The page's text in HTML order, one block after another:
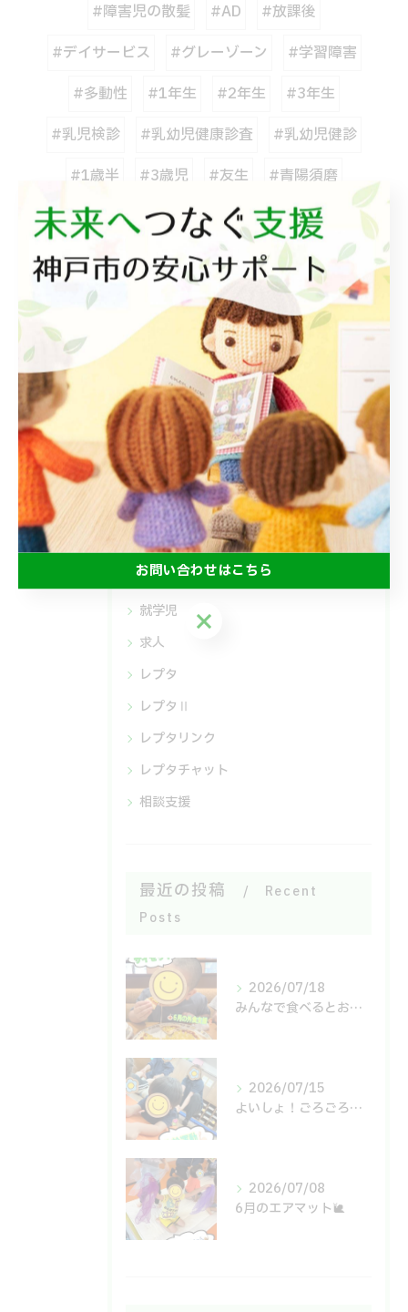
#障害児の散髪 #AD
#放課後
#デイサービス
#グレーゾーン
#学習障害
#多動性
#1年生 #2年生
#3年生
#乳児検診
#乳幼児健康診査
#乳幼児健診
#1歳半
#3歳児 #友生
#青陽須磨
#検診
#注意欠陥 #遠足
#支援学級
#学習支援
#プログラミング
#自閉
#スペクトラム
#5領域 #ST
#心理療法
#換気
カテゴリー Categories
全てのカテゴリー
A型
B型
未就学児
就学児
求人
レプタ
レプタⅡ
レプタリンク
レプタチャット
相談支援
最近の投稿
Recent
Posts
2026/07/18
みんなで食べるとおいしいね😋
2026/07/15
よいしょ！ごろごろ！体幹運動🙌
2026/07/08
6月のエアマット🐌
お問い合わせはこちら
お問い合わせはこちら